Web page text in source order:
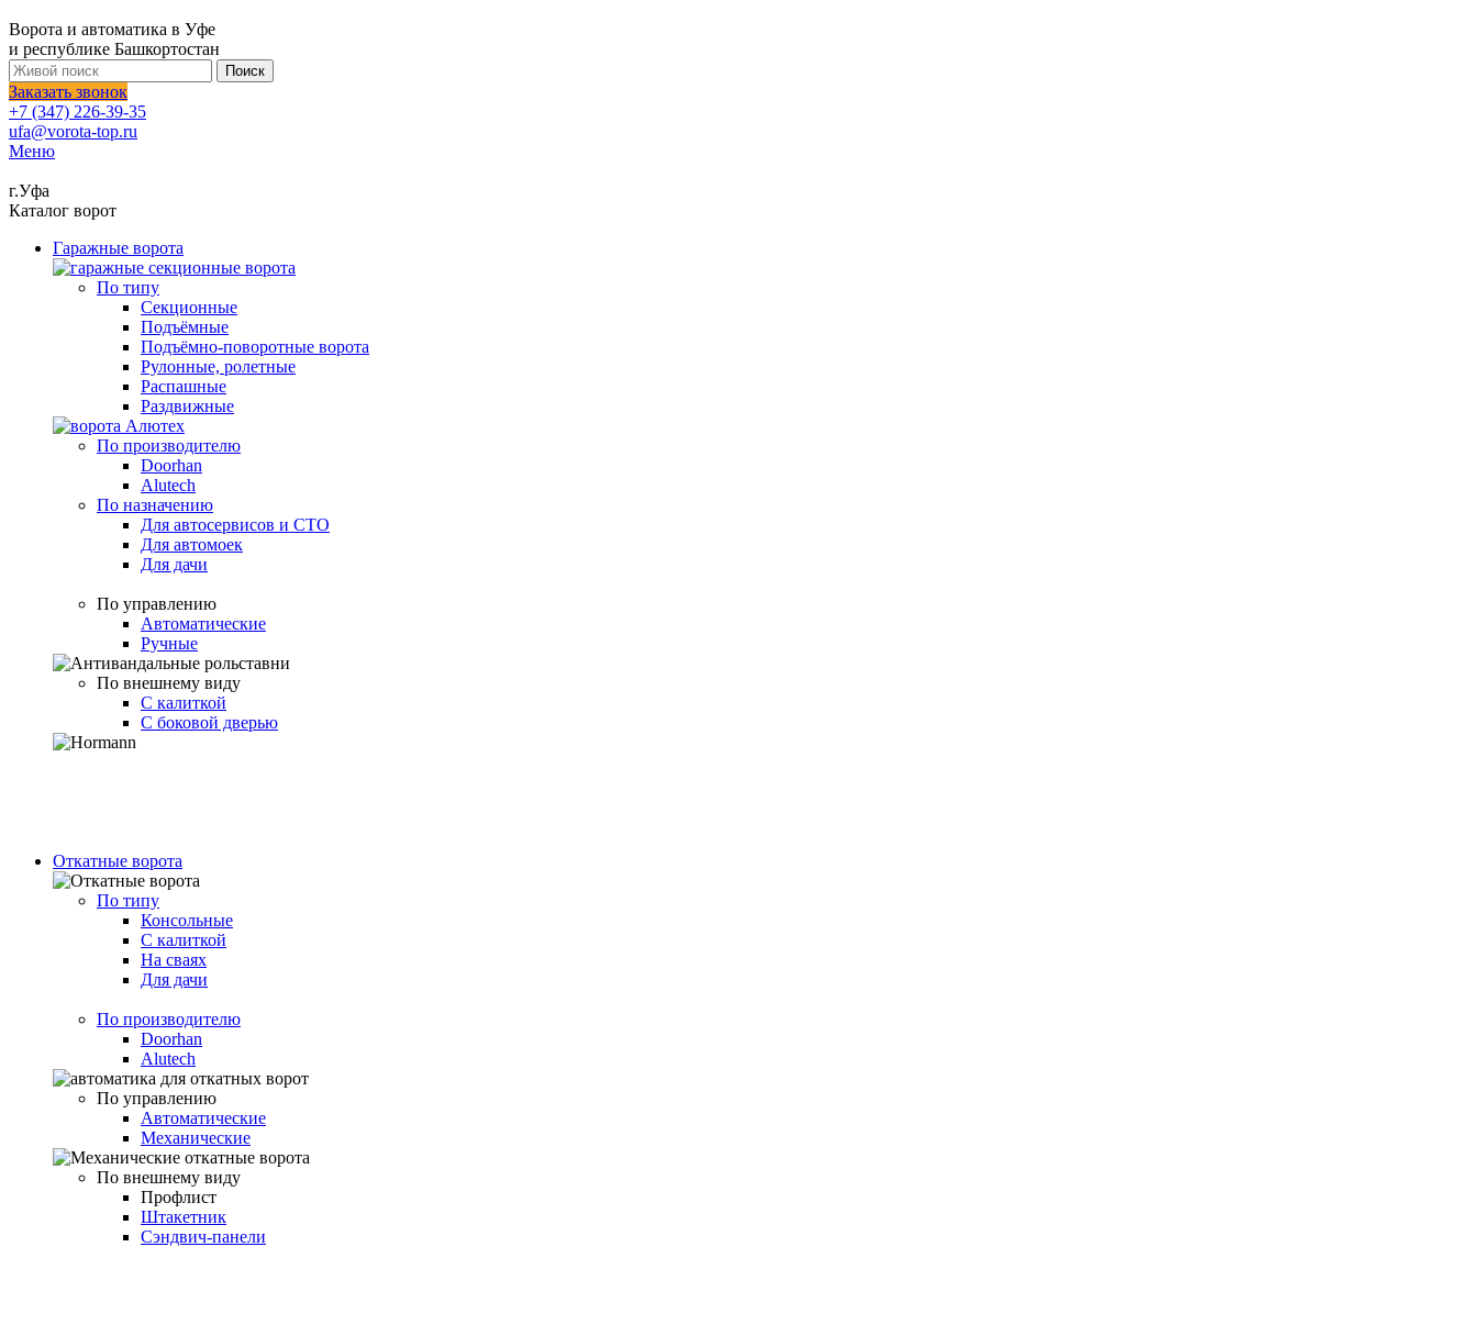
Ворота и автоматика в Уфе
и республике Башкортостан
Поиск
Заказать звонок
+7 (347) 226-39-35
ufa@vorota-top.ru
Меню
г.Уфа
Каталог ворот
Гаражные ворота
По типу
Секционные
Подъёмные
Подъёмно-поворотные ворота
Рулонные, ролетные
Распашные
Раздвижные
По производителю
Doorhan
Alutech
По назначению
Для автосервисов и СТО
Для автомоек
Для дачи
По управлению
Автоматические
Ручные
По внешнему виду
С калиткой
С боковой дверью
Откатные ворота
По типу
Консольные
С калиткой
На сваях
Для дачи
По производителю
Doorhan
Alutech
По управлению
Автоматические
Механические
По внешнему виду
Профлист
Штакетник
Сэндвич-панели